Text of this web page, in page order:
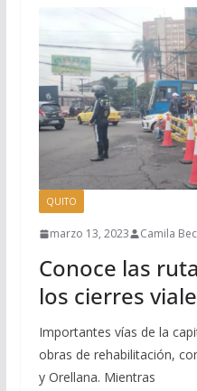
QUITO
marzo 13, 2023 Camila
Conoce las
los cierres
Importantes vías de la
obras de rehabilitación,
y Orellana. Mientras